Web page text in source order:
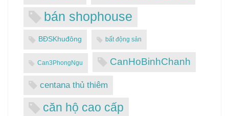
bán shophouse
BĐSKhuđông bất động sản
Can3PhongNgu CanHoBinhChanh
centana thủ thiêm
căn hộ cao cấp